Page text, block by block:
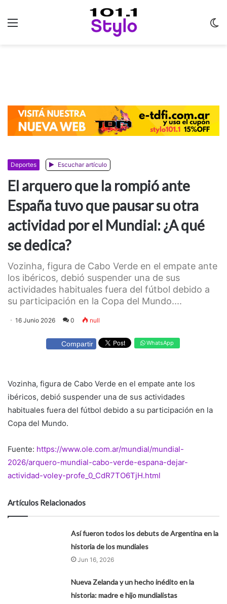
Deportes Escuchar artículo
El arquero que la rompió ante
España tuvo que pausar su otra
actividad por el Mundial: ¿A qué
se dedica?
Vozinha, figura de Cabo Verde en el empate ante
los ibéricos, debió suspender una de sus
actividades habituales fuera del fútbol debido a
su participación en la Copa del Mundo....
16 Junio 2026 0 null
Compartir WhatsApp
Vozinha, figura de Cabo Verde en el empate ante los
ibéricos, debió suspender una de sus actividades
habituales fuera del fútbol debido a su participación en la
Copa del Mundo.
Fuente: https://www.ole.com.ar/mundial/mundial-
2026/arquero-mundial-cabo-verde-espana-dejar-
actividad-voley-profe_0_CdR7TO6TjH.html
Artículos Relacionados
Así fueron todos los debuts de Argentina en la
historia de los mundiales
Jun 16, 2026
Nueva Zelanda y un hecho inédito en la
historia: madre e hijo mundialistas